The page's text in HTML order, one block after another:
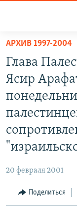
упрощенного
доступа
Вернуться
основному
содержанию
главной
Вернутся
поиску
АВТОРСКИЕ
МНЕНИЯ
КУЛЬТУРА
СЕВЕР.РЕАЛИИ
АРХИВ 1997-2004
Глава
Ясир
20 февраля 2001
Поделиться